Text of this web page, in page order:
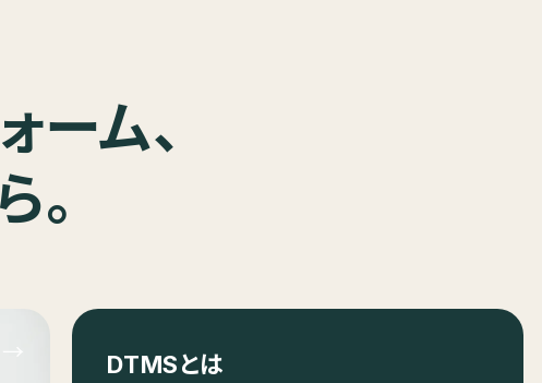
ーム、
DTMSとは